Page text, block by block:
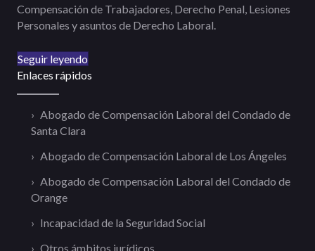
Compensación de Trabajadores, Derecho Penal, Lesiones
Personales y asuntos de Derecho Laboral.
Seguir leyendo
Enlaces rápidos
Abogado de Compensación Laboral del Condado de
Santa Clara
Abogado de Compensación Laboral de Los Ángeles
Abogado de Compensación Laboral del Condado de
Orange
Incapacidad de la Seguridad Social
Otros ámbitos jurídicos